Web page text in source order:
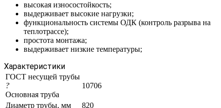
высокая износостойкость;
выдерживает высокие нагрузки;
функциональность системы ОДК (контроль разрыва на
теплотрассе);
простота монтажа;
выдерживает низкие температуры;
Характеристики
ГОСТ несущей трубы
?
Основная труба
10706
Диаметр трубы, мм
820